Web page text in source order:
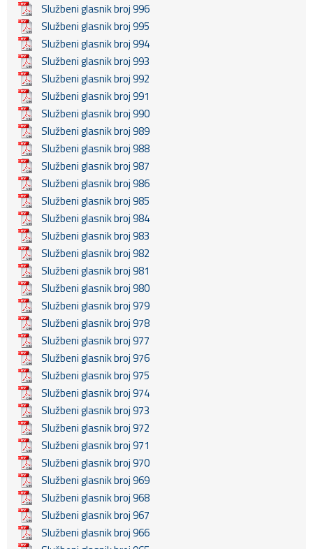
Službeni glasnik broj 996
Službeni glasnik broj 995
Službeni glasnik broj 994
Službeni glasnik broj 993
Službeni glasnik broj 992
Službeni glasnik broj 991
Službeni glasnik broj 990
Službeni glasnik broj 989
Službeni glasnik broj 988
Službeni glasnik broj 987
Službeni glasnik broj 986
Službeni glasnik broj 985
Službeni glasnik broj 984
Službeni glasnik broj 983
Službeni glasnik broj 982
Službeni glasnik broj 981
Službeni glasnik broj 980
Službeni glasnik broj 979
Službeni glasnik broj 978
Službeni glasnik broj 977
Službeni glasnik broj 976
Službeni glasnik broj 975
Službeni glasnik broj 974
Službeni glasnik broj 973
Službeni glasnik broj 972
Službeni glasnik broj 971
Službeni glasnik broj 970
Službeni glasnik broj 969
Službeni glasnik broj 968
Službeni glasnik broj 967
Službeni glasnik broj 966